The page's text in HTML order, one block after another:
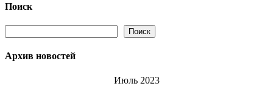
Поиск
Поиск
Архив новостей
Июль 2023